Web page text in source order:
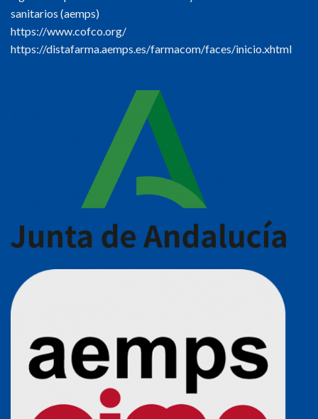
sanitarios (aemps)
https://www.cofco.org/
https://distafarma.aemps.es/farmacom/faces/inicio.xhtml